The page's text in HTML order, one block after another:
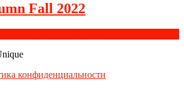
Fall 2022
конфиденциальности